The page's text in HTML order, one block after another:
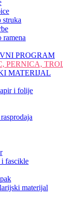
struka
ramena
PROGRAM
PERNICA,
MATERIJAL
i folije
fascikle
materijal